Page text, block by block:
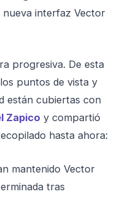
nueva interfaz Vector
progresiva. De esta
puntos de vista y
están cubiertas con
Zapico y compartió
hasta ahora:
mantenido Vector
tras